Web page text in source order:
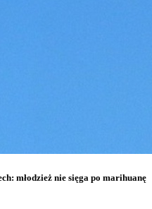
młodzież nie sięga po marihuanę